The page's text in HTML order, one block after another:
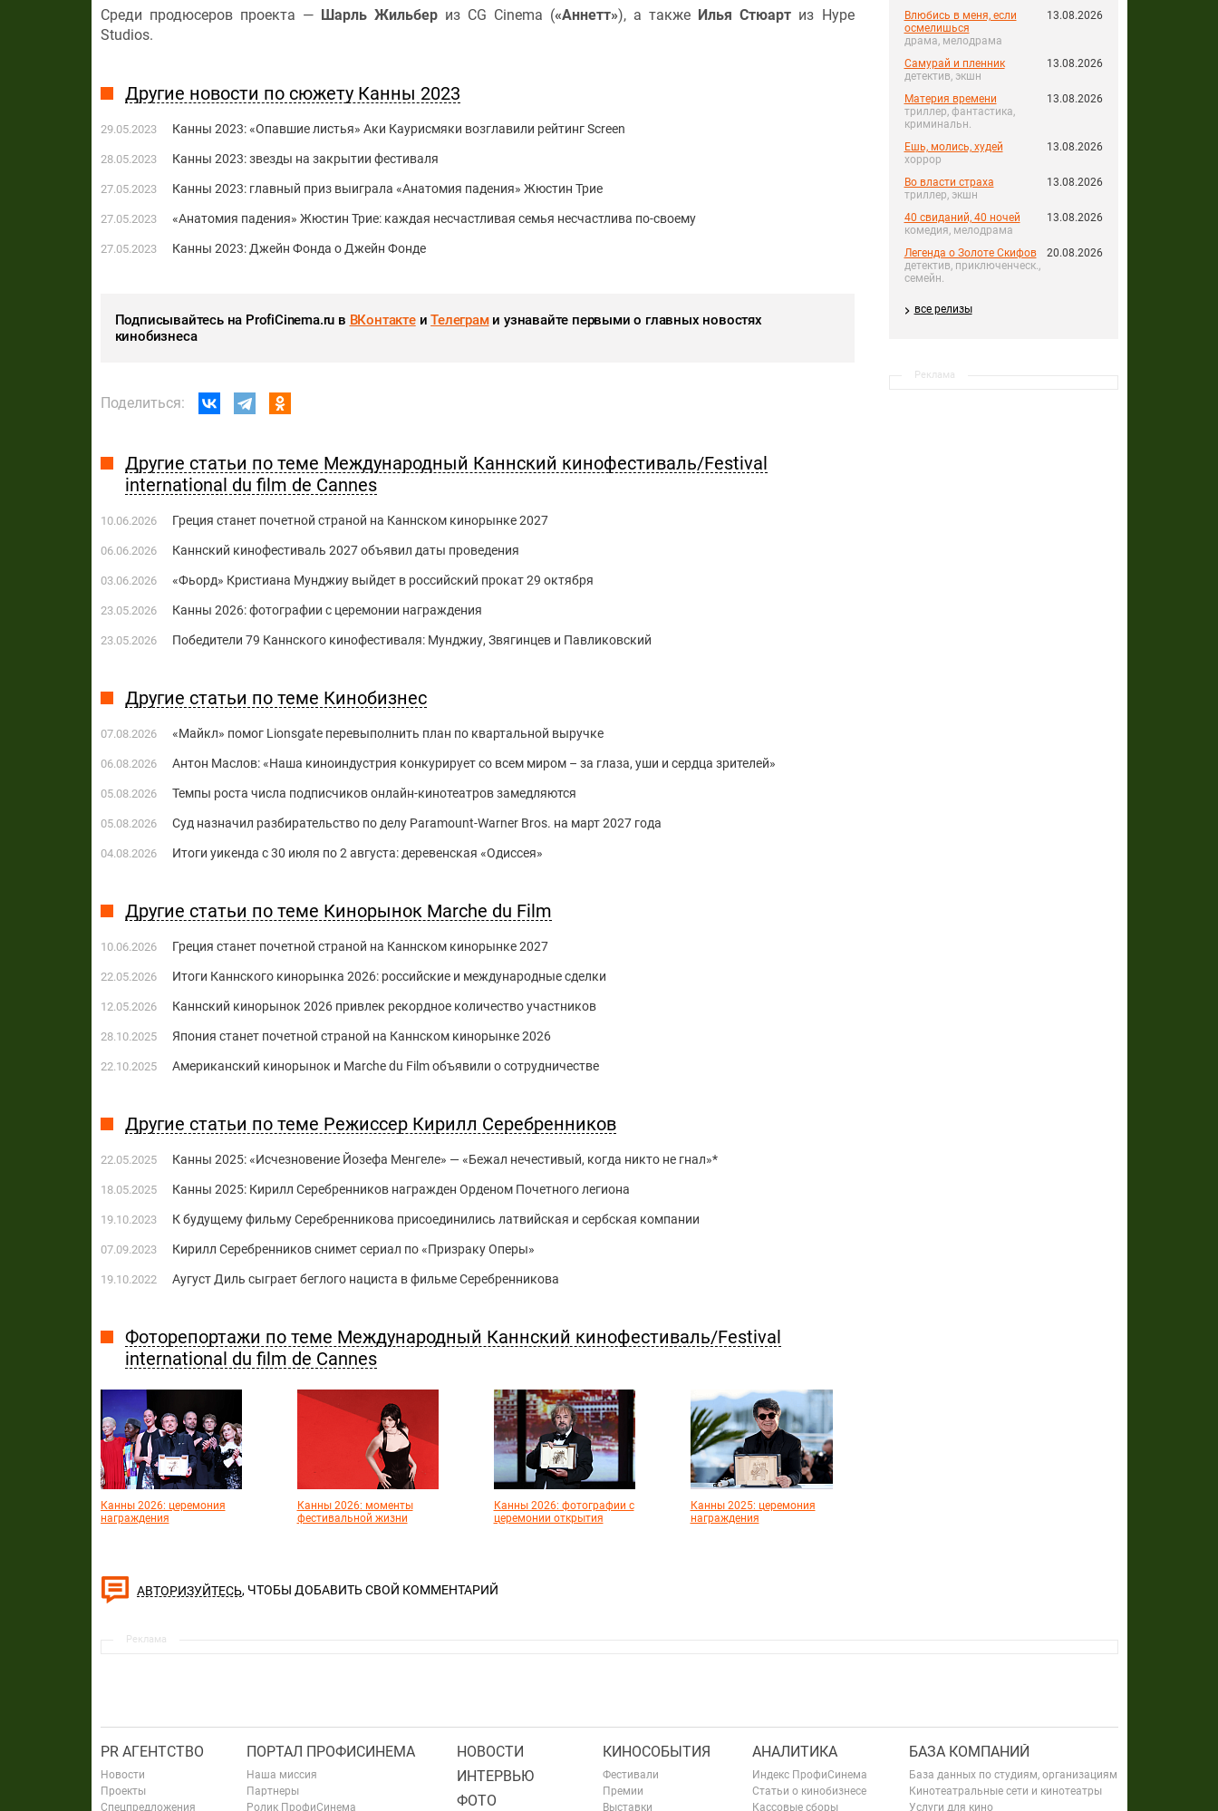
Влюбись в меня, если
осмелишься
драма, мелодрама
13.08.2026
Самурай и пленник
детектив, экшн
13.08.2026
Материя времени
триллер, фантастика,
криминальн.
13.08.2026
Ешь, молись, худей
хоррор
13.08.2026
Во власти страха
триллер, экшн
13.08.2026
40 свиданий, 40 ночей
комедия, мелодрама
13.08.2026
Легенда о Золоте Скифов
детектив, приключенческ.,
семейн.
20.08.2026
все релизы
Реклама
Среди продюсеров проекта — Шарль Жильбериз CG Cinema («Аннетт»), а также Илья Стюарт из Hype
Studios.
Другие новости по сюжету Канны 2023
29.05.2023 Канны 2023: «Опавшие листья» Аки Каурисмяки возглавили рейтинг Screen
28.05.2023 Канны 2023: звезды на закрытии фестиваля
27.05.2023 Канны 2023: главный приз выиграла «Анатомия падения» Жюстин Трие
27.05.2023 «Анатомия падения» Жюстин Трие: каждая несчастливая семья несчастлива по-своему
27.05.2023 Канны 2023: Джейн Фонда о Джейн Фонде
Подписывайтесь на ProfiCinema.ru в ВКонтактеиТелеграми узнавайте первыми о главных новостях
кинобизнеса
Поделиться:
Другие статьи по теме Международный Каннский кинофестиваль/Festival
international du film de Cannes
10.06.2026 Греция станет ​​почетной страной на Каннском кинорынке 2027
06.06.2026 Каннский кинофестиваль 2027 объявил даты проведения
03.06.2026 «Фьорд» Кристиана Мунджиу выйдет в российский прокат 29 октября
23.05.2026 Канны 2026: фотографии с церемонии награждения
23.05.2026 Победители 79 Каннского кинофестиваля: Мунджиу, Звягинцев и Павликовский
Другие статьи по теме Кинобизнес
07.08.2026 «Майкл» помог Lionsgate перевыполнить план по квартальной выручке
06.08.2026 Антон Маслов: «Наша киноиндустрия конкурирует со всем миром – за глаза, уши и сердца зрителей»
05.08.2026 Темпы роста числа подписчиков онлайн-кинотеатров замедляются
05.08.2026 Суд назначил разбирательство по делу Paramount-Warner Bros. на март 2027 года
04.08.2026 Итоги уикенда с 30 июля по 2 августа: деревенская «Одиссея»
Другие статьи по теме Кинорынок Marche du Film
10.06.2026 Греция станет ​​почетной страной на Каннском кинорынке 2027
22.05.2026 Итоги Каннского кинорынка 2026: российские и международные сделки
12.05.2026 Каннский кинорынок 2026 привлек рекордное количество участников
28.10.2025 Япония станет почетной страной на Каннском кинорынке 2026
22.10.2025 Американский кинорынок и Marchе du Film объявили о сотрудничестве
Другие статьи по теме Режиссер Кирилл Серебренников
22.05.2025 Канны 2025: «Исчезновение Йозефа Менгеле» — «Бежал нечестивый, когда никто не гнал»*
18.05.2025 Канны 2025: Кирилл Серебренников награжден Орденом Почетного легиона
19.10.2023 К будущему фильму Серебренникова присоединились латвийская и сербская компании
07.09.2023 Кирилл Серебренников снимет сериал по «Призраку Оперы»
19.10.2022 Аугуст Диль сыграет беглого нациста в фильме Серебренникова
Фоторепортажи по теме Международный Каннский кинофестиваль/Festival
international du film de Cannes
Канны 2026: церемония
награждения
Канны 2026: моменты
фестивальной жизни
Канны 2026: фотографии с
церемонии открытия
Канны 2025: церемония
награждения
АВТОРИЗУЙТЕСЬ, ЧТОБЫ ДОБАВИТЬ СВОЙ КОММЕНТАРИЙ
Реклама
PR АГЕНТСТВО
Новости
Проекты
Спецпредложения
ПОРТАЛ ПРОФИСИНЕМА
Наша миссия
Партнеры
Ролик ПрофиСинема
НОВОСТИ
ИНТЕРВЬЮ
ФОТО
КИНОСОБЫТИЯ
Фестивали
Премии
Выставки
АНАЛИТИКА
Индекс ПрофиСинема
Статьи о кинобизнесе
Кассовые сборы
БАЗА КОМПАНИЙ
База данных по студиям, организациям
Кинотеатральные сети и кинотеатры
Услуги для кино